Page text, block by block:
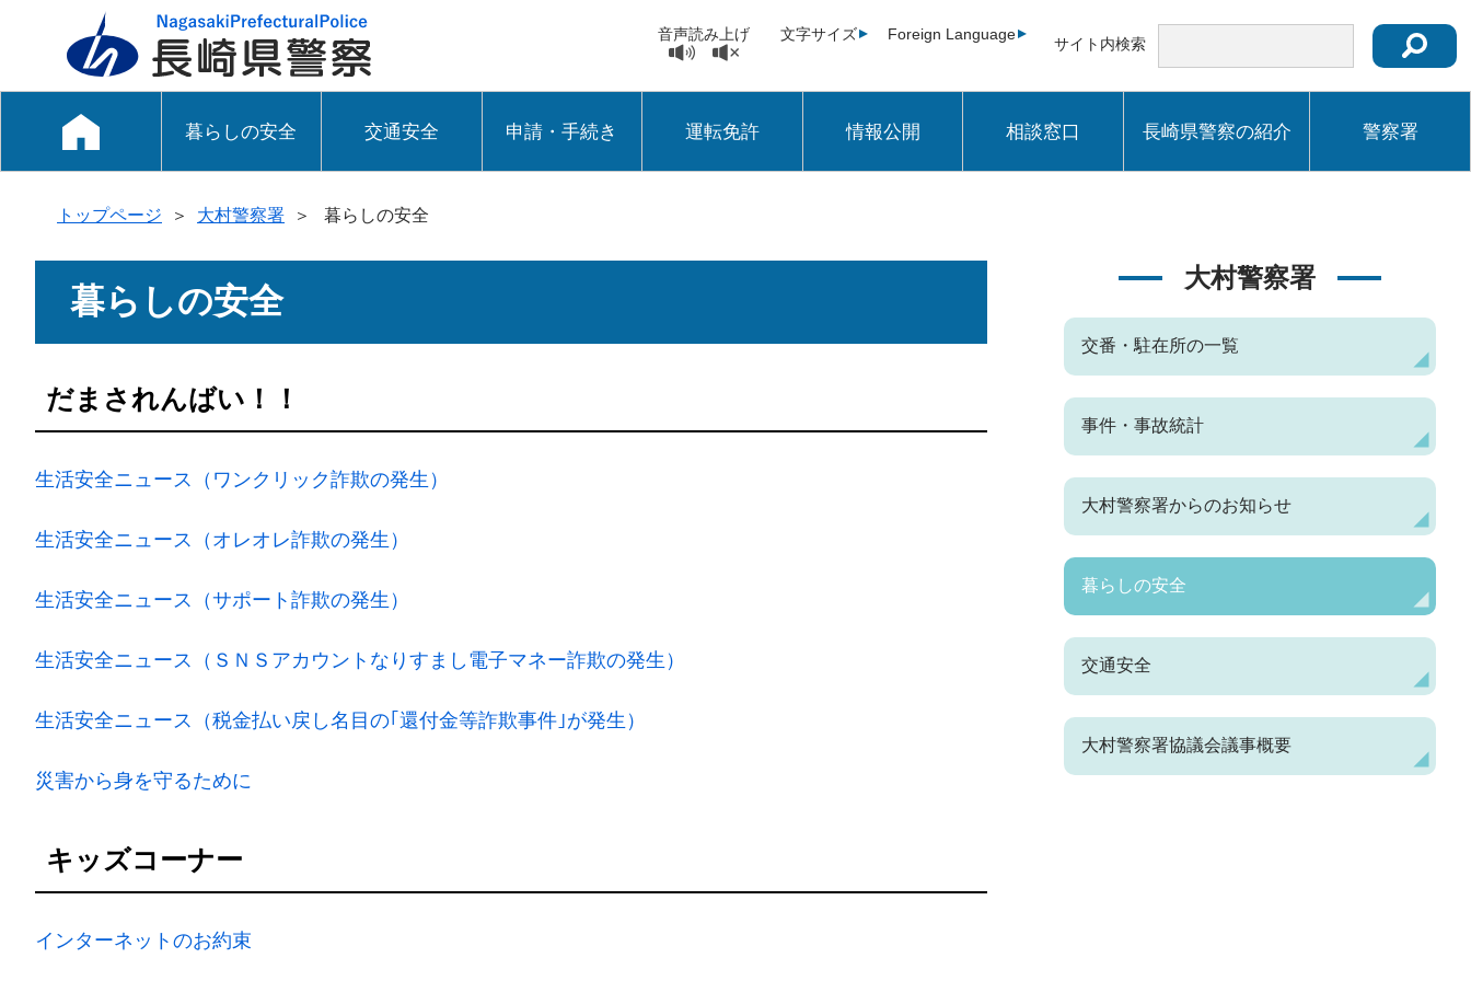
音声読み上げ 文字サイズ Foreign Language
サイト内検索
暮らしの安全 交通安全 申請・手続き 運転免許 情報公開 相談窓口 長崎県警察の紹介 警察署
トップページ ＞ 大村警察署 ＞ 暮らしの安全
暮らしの安全
だまされんばい！！
生活安全ニュース（ワンクリック詐欺の発生）
生活安全ニュース（オレオレ詐欺の発生）
生活安全ニュース（サポート詐欺の発生）
生活安全ニュース（ＳＮＳアカウントなりすまし電子マネー詐欺の発生）
生活安全ニュース（税金払い戻し名目の｢還付金等詐欺事件｣が発生）
災害から身を守るために
キッズコーナー
インターネットのお約束
大村警察署
交番・駐在所の一覧
事件・事故統計
大村警察署からのお知らせ
暮らしの安全
交通安全
大村警察署協議会議事概要